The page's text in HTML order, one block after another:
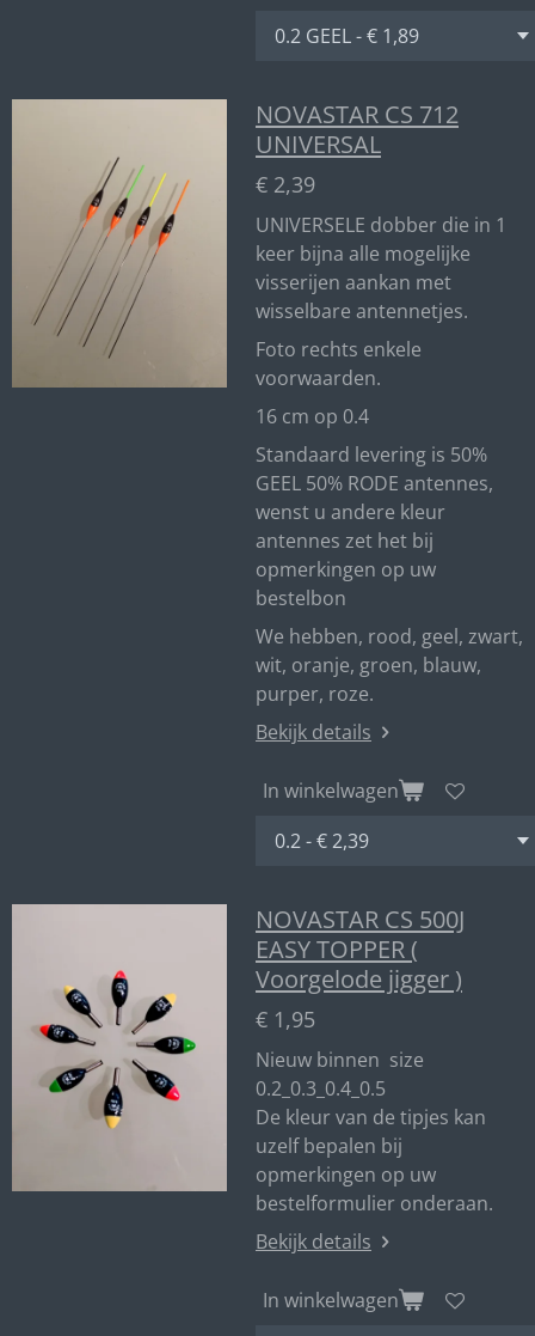
NOVASTAR CS 712
UNIVERSAL
€ 2,39
UNIVERSELE dobber die in 1
keer bijna alle mogelijke
visserijen aankan met
wisselbare antennetjes.
Foto rechts enkele
voorwaarden.
16 cm op 0.4
Standaard levering is 50%
GEEL 50% RODE antennes,
wenst u andere kleur
antennes zet het bij
opmerkingen op uw
bestelbon
We hebben, rood, geel, zwart,
wit, oranje, groen, blauw,
purper, roze.
Bekijk details
In winkelwagen
NOVASTAR CS 500J
EASY TOPPER (
Voorgelode jigger )
€ 1,95
Nieuw binnen size
0.2_0.3_0.4_0.5
De kleur van de tipjes kan
uzelf bepalen bij
opmerkingen op uw
bestelformulier onderaan.
Bekijk details
In winkelwagen